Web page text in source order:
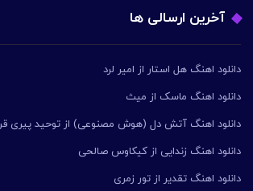
آخرین ارسالی ها
دانلود اهنگ هل استار از امیر لرد
دانلود اهنگ ماسک از میث
دانلود اهنگ آتش دل (هوش مصنوعی) از توحید پیری
دانلود اهنگ زندایی از کیکاوس صالحی
دانلود اهنگ تقدیر از تور زمری